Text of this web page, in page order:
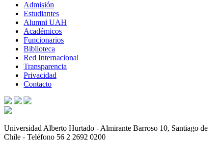
Admisión
Estudiantes
Alumni UAH
Académicos
Funcionarios
Biblioteca
Red Internacional
Transparencia
Privacidad
Contacto
Universidad Alberto Hurtado - Almirante Barroso 10, Santiago de
Chile - Teléfono 56 2 2692 0200